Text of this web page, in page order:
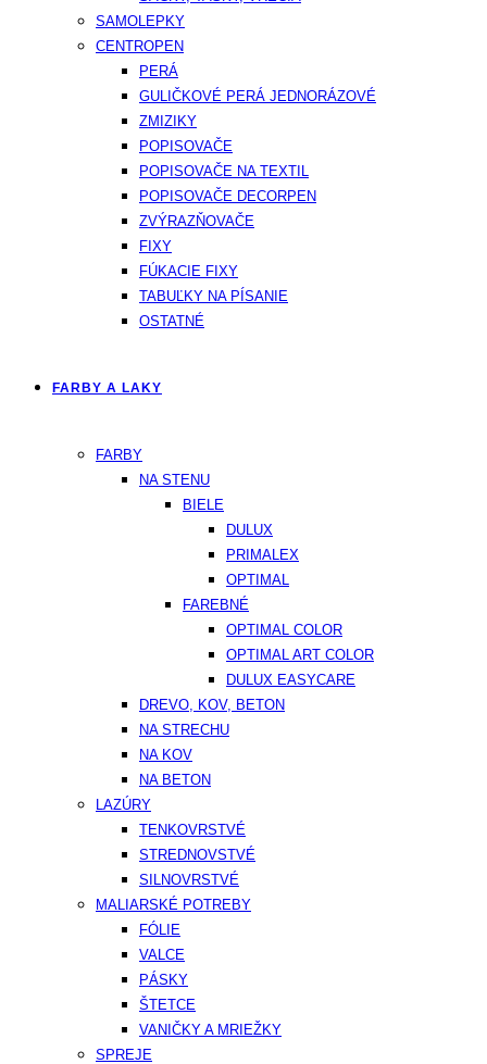
SAMOLEPKY
CENTROPEN
PERÁ
GULIČKOVÉ PERÁ JEDNORÁZOVÉ
ZMIZIKY
POPISOVAČE
POPISOVAČE NA TEXTIL
POPISOVAČE DECORPEN
ZVÝRAZŇOVAČE
FIXY
FÚKACIE FIXY
TABUĽKY NA PÍSANIE
OSTATNÉ
FARBY A LAKY
FARBY
NA STENU
BIELE
DULUX
PRIMALEX
OPTIMAL
FAREBNÉ
OPTIMAL COLOR
OPTIMAL ART COLOR
DULUX EASYCARE
DREVO, KOV, BETON
NA STRECHU
NA KOV
NA BETON
LAZÚRY
TENKOVRSTVÉ
STREDNOVSTVÉ
SILNOVRSTVÉ
MALIARSKÉ POTREBY
FÓLIE
VALCE
PÁSKY
ŠTETCE
VANIČKY A MRIEŽKY
SPREJE